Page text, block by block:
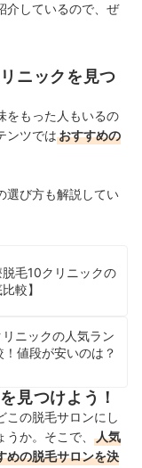
介しているので、ぜ
ニックを見つ
をもった人もいるの
ンツではおすすめの
選び方も解説してい
毛10クリニックの
較】
ニックの人気ラン
値段が安いのは？
見つけよう！
この脱毛サロンにし
か。そこで、
人気
めの脱毛サロンを決